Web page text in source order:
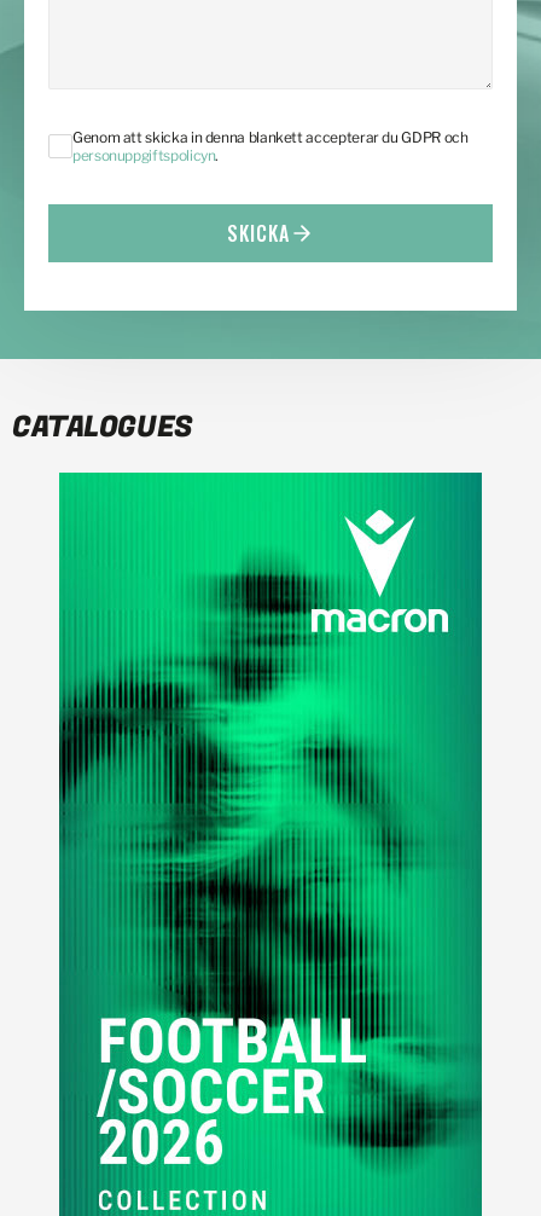
Genom att skicka in denna blankett accepterar du GDPR och
personuppgiftspolicyn.
SKICKA
CATALOGUES